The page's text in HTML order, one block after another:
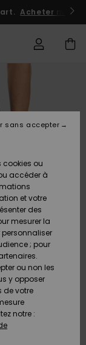
Acheter
cookies ou
accéder à
et votre
des
mesurer la
; pour
ou non les
y opposer
de votre
notre :
sans accepter